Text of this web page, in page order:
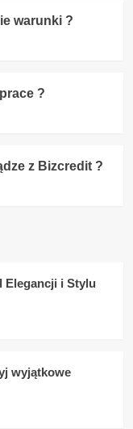
warunki ?
?
z Bizcredit ?
Elegancji i Stylu
wyjątkowe